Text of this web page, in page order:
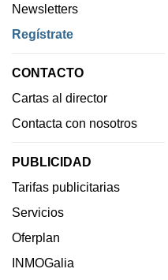
Newsletters
Regístrate
CONTACTO
Cartas al director
Contacta con nosotros
PUBLICIDAD
Tarifas publicitarias
Servicios
Oferplan
INMOGalia